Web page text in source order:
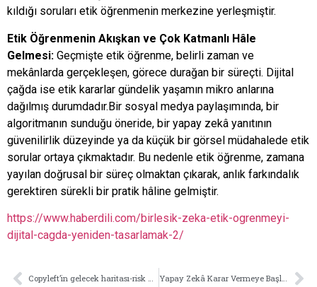
kıldığı soruları etik öğrenmenin merkezine yerleşmiştir.
Etik Öğrenmenin Akışkan ve Çok Katmanlı Hâle
Gelmesi: Geçmişte etik öğrenme, belirli zaman ve
mekânlarda gerçekleşen, görece durağan bir süreçti. Dijital
çağda ise etik kararlar gündelik yaşamın mikro anlarına
dağılmış durumdadır.Bir sosyal medya paylaşımında, bir
algoritmanın sunduğu öneride, bir yapay zekâ yanıtının
güvenilirlik düzeyinde ya da küçük bir görsel müdahalede etik
sorular ortaya çıkmaktadır. Bu nedenle etik öğrenme, zamana
yayılan doğrusal bir süreç olmaktan çıkarak, anlık farkındalık
gerektiren sürekli bir pratik hâline gelmiştir.
https://www.haberdili.com/birlesik-zeka-etik-ogrenmeyi-
dijital-cagda-yeniden-tasarlamak-2/
Copyleft’in gelecek haritası-risk zekâsı ile dijital özgürlüğün kodları Yapay Zekâ Karar Vermeye Başladı: İnsan Ve Makine Arasında Yeni Dönem